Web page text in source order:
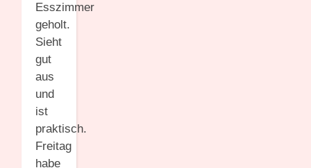
Esszimmer
geholt.
Sieht
gut
aus
und
ist
praktisch.
Freitag
habe